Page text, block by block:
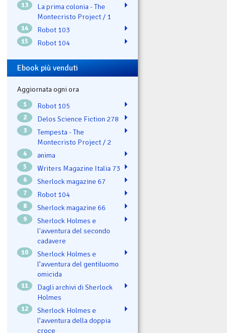
13
La prima colonia - The
Montecristo Project / 1
14 Robot 103
15 Robot 104
Ebook più venduti
Aggiornata ogni ora
1 Robot 105
2 Delos Science Fiction 278
3
Tempesta - The
Montecristo Project / 2
4 ənima
5 Writers Magazine Italia 73
6 Sherlock magazine 67
7 Robot 104
8 Sherlock magazine 66
9
Sherlock Holmes e
l'avventura del secondo
cadavere
10
Sherlock Holmes e
l’avventura del gentiluomo
omicida
11
Dagli archivi di Sherlock
Holmes
12
Sherlock Holmes e
l’avventura della doppia
croce